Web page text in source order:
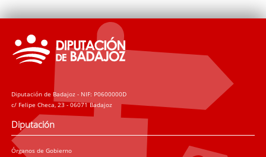
Diputación de Badajoz - NIF: P0600000D
c/ Felipe Checa, 23 - 06071 Badajoz
Diputación
Órganos de Gobierno